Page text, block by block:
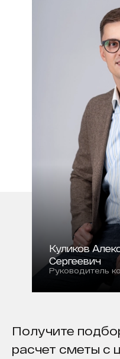
Куликов
Сергеевич
Руководитель
Получите
расчет сметы с